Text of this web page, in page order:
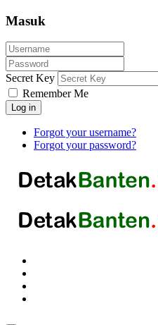
Masuk
Secret Key
Remember Me
Log in
Forgot your username?
Forgot your password?